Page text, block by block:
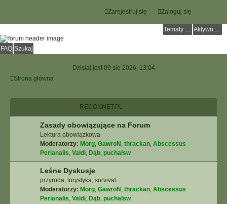
Zaloguj się
Zarejestruj się
Tematy bez odpowiedzi Aktywne tematy
FAQ Szukaj
Dzisiaj jest 09 sie 2026, 13:04
Strona główna
RECONNET.PL
Zasady obowiązujące na Forum
Lektura obowiązkowa
Moderatorzy: Morg, GawroN , thrackan, Abscessus
Perianalis, Valdi, Dąb, puchalsw
Leśne Dyskusje
przyroda, turystyka, survival
Moderatorzy: Morg, GawroN , thrackan, Abscessus
Perianalis, Valdi, Dąb, puchalsw